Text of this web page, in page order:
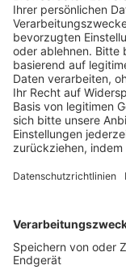
Trainerausbildung
Schulungsangebot
BFV-
Trainerbörse
Login SpielPlus
FOLGE DEM
TOP-VEREINE